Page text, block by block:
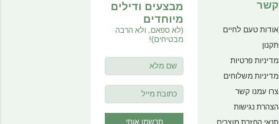
קשר
אודות טעם לחיים
תקנון
מדיניות פרטיות
מדיניות משלוחים
צרו עמנו קשר
הצהרת נגישות
תנאי החזרת מוצרים
מבצעים ודילים
מיוחדים
(לא ספאם, ולא הרבה
מבטיחים)!